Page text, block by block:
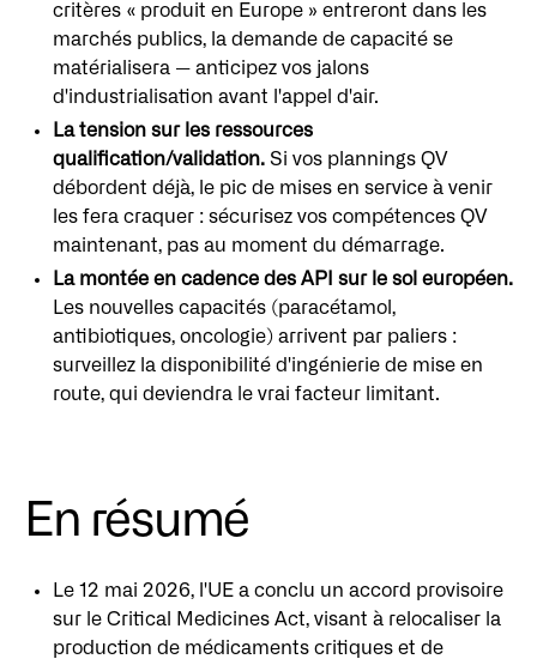
critères « produit en Europe » entreront dans les
marchés publics, la demande de capacité se
matérialisera — anticipez vos jalons
d'industrialisation avant l'appel d'air.
La tension sur les ressources
qualification/validation. Si vos plannings QV
débordent déjà, le pic de mises en service à venir
les fera craquer : sécurisez vos compétences QV
maintenant, pas au moment du démarrage.
La montée en cadence des API sur le sol européen.
Les nouvelles capacités (paracétamol,
antibiotiques, oncologie) arrivent par paliers :
surveillez la disponibilité d'ingénierie de mise en
route, qui deviendra le vrai facteur limitant.
En résumé
Le 12 mai 2026, l'UE a conclu un accord provisoire
sur le Critical Medicines Act, visant à relocaliser la
production de médicaments critiques et de